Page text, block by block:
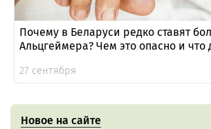
Почему в Беларуси редко ставят
Альцгеймера? Чем это опасно и что
27 сентября
Новое на сайте